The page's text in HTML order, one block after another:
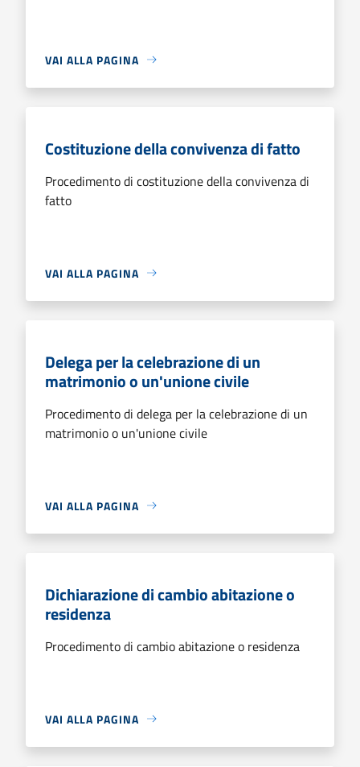
VAI ALLA PAGINA
Costituzione della convivenza di fatto
Procedimento di costituzione della convivenza di
fatto
VAI ALLA PAGINA
Delega per la celebrazione di un
matrimonio o un'unione civile
Procedimento di delega per la celebrazione di un
matrimonio o un'unione civile
VAI ALLA PAGINA
Dichiarazione di cambio abitazione o
residenza
Procedimento di cambio abitazione o residenza
VAI ALLA PAGINA